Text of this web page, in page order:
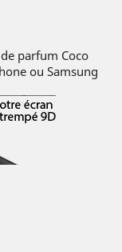
parfum Coco
ou Samsung